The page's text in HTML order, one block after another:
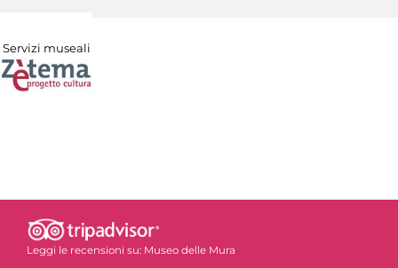
Servizi museali
Leggi le recensioni su: Museo delle Mura